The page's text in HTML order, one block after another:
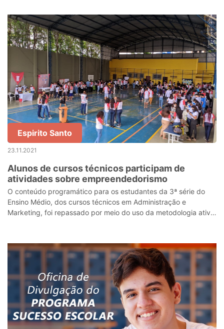
Espirito Santo
23.11.2021
Alunos de cursos técnicos participam de
atividades sobre empreendedorismo
O conteúdo programático para os estudantes da 3ª série do
Ensino Médio, dos cursos técnicos em Administração e
Marketing, foi repassado por meio do uso da metodologia ativa